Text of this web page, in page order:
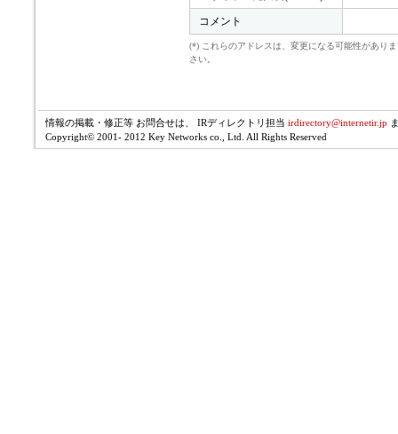
コメント
(*) これらのアドレスは、変更になる可能性があり
さい。
情報の掲載・修正等 お問合せは、 IRディレクトリ担当 irdirectory@internetir.jp
Copyright© 2001- 2012 Key Networks co., Ltd. All Rights Reserved